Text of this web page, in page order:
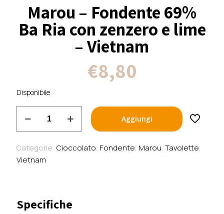
Marou – Fondente 69%
Ba Ria con zenzero e lime
– Vietnam
€8,80
Disponibile
Fondente
69%
Ba
e
Aggiungi
Categorie: Cioccolato, Fondente, Marou, Tavolette,
Vietnam
Specifiche